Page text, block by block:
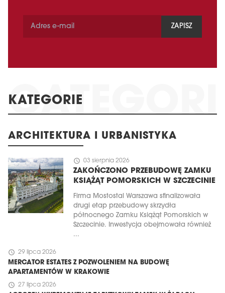
ZAPISZ
KATEGORIE
ARCHITEKTURA I URBANISTYKA
schedule 03 sierpnia 2026
ZAKOŃCZONO PRZEBUDOWĘ ZAMKU
KSIĄŻĄT POMORSKICH W SZCZECINIE
Firma Mostostal Warszawa sfinalizowała
drugi etap przebudowy skrzydła
północnego Zamku Książąt Pomorskich w
Szczecinie. Inwestycja obejmowała również
...
schedule 29 lipca 2026
MERCATOR ESTATES Z POZWOLENIEM NA BUDOWĘ
APARTAMENTÓW W KRAKOWIE
schedule 27 lipca 2026